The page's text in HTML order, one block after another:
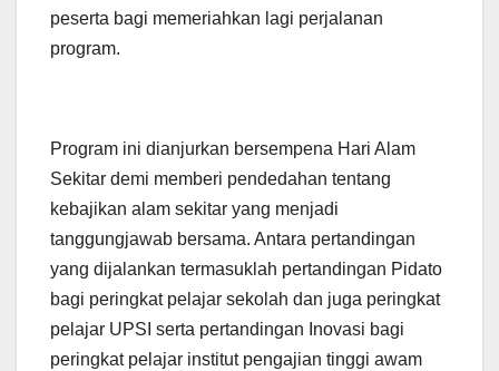
peserta bagi memeriahkan lagi perjalanan
program.
Program ini dianjurkan bersempena Hari Alam
Sekitar demi memberi pendedahan tentang
kebajikan alam sekitar yang menjadi
tanggungjawab bersama. Antara pertandingan
yang dijalankan termasuklah pertandingan Pidato
bagi peringkat pelajar sekolah dan juga peringkat
pelajar UPSI serta pertandingan Inovasi bagi
peringkat pelajar institut pengajian tinggi awam